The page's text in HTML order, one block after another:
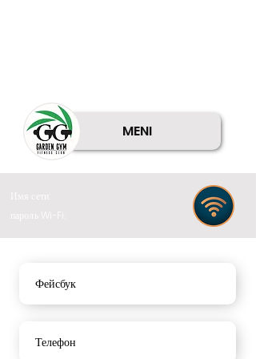
MENI
Имя сети:
пароль Wi-Fi:
Фейсбук
Телефон